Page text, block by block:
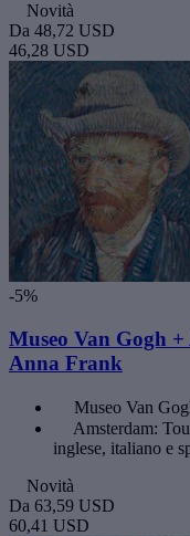
Novità
Da 48,72 USD
46,28 USD
-5%
Museo Van Gogh
Anna Frank
Museo Van
Amsterdam:
inglese, italiano e
Novità
Da 63,59 USD
60,41 USD